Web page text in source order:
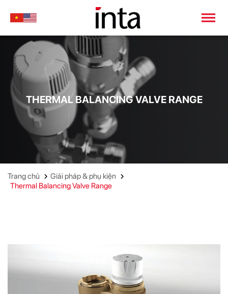
THERMAL BALANCING VALVE RANGE
Trang chủ
Giải pháp & phụ kiện
Thermal Balancing Valve Range